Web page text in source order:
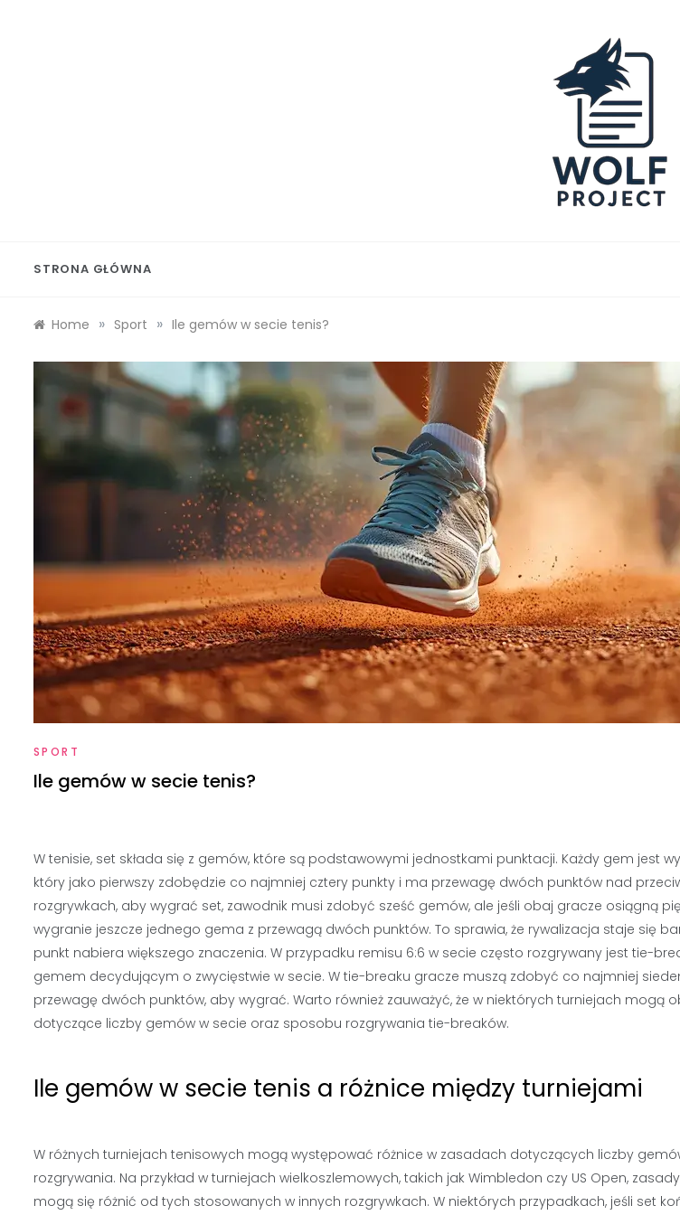
STRONA GŁÓWNA
Home » Sport » Ile gemów w secie tenis?
SPORT
Ile gemów w secie tenis?
W tenisie, set składa się z gemów, które są podstawowymi jednostkami punktacji. Każdy gem jest
który jako pierwszy zdobędzie co najmniej cztery punkty i ma przewagę dwóch punktów nad
rozgrywkach, aby wygrać set, zawodnik musi zdobyć sześć gemów, ale jeśli obaj gracze osiągną
wygranie jeszcze jednego gema z przewagą dwóch punktów. To sprawia, że rywalizacja staje się
punkt nabiera większego znaczenia. W przypadku remisu 6:6 w secie często rozgrywany jest tie-
gemem decydującym o zwycięstwie w secie. W tie-breaku gracze muszą zdobyć co najmniej
przewagę dwóch punktów, aby wygrać. Warto również zauważyć, że w niektórych turniejach mogą
dotyczące liczby gemów w secie oraz sposobu rozgrywania tie-breaków.
Ile gemów w secie tenis a różnice między turniejami
W różnych turniejach tenisowych mogą występować różnice w zasadach dotyczących liczby
rozgrywania. Na przykład w turniejach wielkoszlemowych, takich jak Wimbledon czy US Open,
mogą się różnić od tych stosowanych w innych rozgrywkach. W niektórych przypadkach, jeśli set